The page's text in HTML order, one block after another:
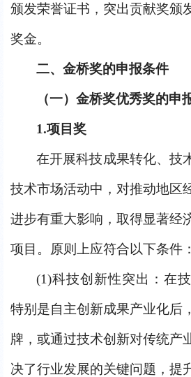
颁发荣誉证书，突出贡献奖颁
奖金。
二、金桥奖的申报条件
（一）金桥奖优秀奖的申
1.项目奖
在开展科技成果转化、技
技术市场活动中，对推动地区
进步有重大影响，取得显著经
项目。原则上应符合以下条件：
(1)科技创新性突出：在
特别是自主创新成果产业化后
牌，或通过技术创新对传统产
决了行业发展的关键问题，提